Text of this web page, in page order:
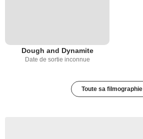
Dough and Dynamite
Date de sortie inconnue
Toute sa filmographie